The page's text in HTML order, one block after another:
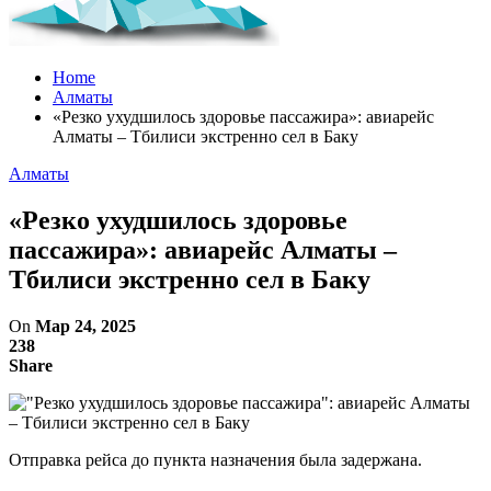
Home
Алматы
«Резко ухудшилось здоровье пассажира»: авиарейс
Алматы – Тбилиси экстренно сел в Баку
Алматы
«Резко ухудшилось здоровье
пассажира»: авиарейс Алматы –
Тбилиси экстренно сел в Баку
On Мар 24, 2025
238
Share
Отправка рейса до пункта назначения была задержана.